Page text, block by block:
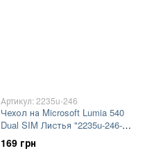
Артикул: 2235u-246
Чехол на Microsoft Lumia 540
Dual SIM Листья "2235u-246-
7105"
169 грн